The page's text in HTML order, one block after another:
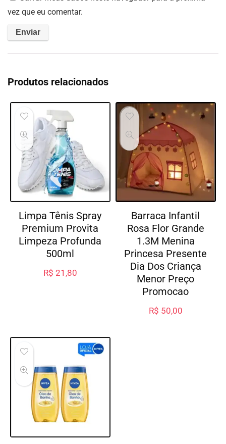
vez que eu comentar.
Produtos relacionados
Limpa Tênis Spray
Premium Provita
Limpeza Profunda
500ml
R$ 21,80
Barraca Infantil
Rosa Flor Grande
1.3M Menina
Princesa Presente
Dia Dos Criança
Menor Preço
Promocao
R$ 50,00